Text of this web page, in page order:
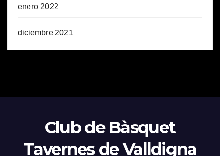
enero 2022
diciembre 2021
Club de Bàsquet
Tavernes de Valldigna